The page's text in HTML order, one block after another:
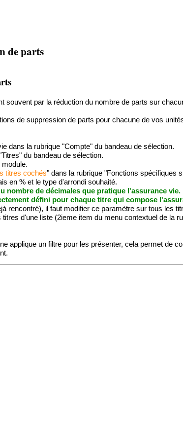
de parts
par la réduction du nombre de parts sur
de suppression de parts pour chacune de vos
dans la rubrique "Compte" du bandeau de sélection.
du bandeau de sélection.
titres cochés" dans la rubrique "Fonctions spécifiques
en % et le type d'arrondi souhaité.
nombre de décimales que pratique l'assurance
défini pour chaque titre qui compose
rencontré), il faut modifier ce paramètre sur tous les
d'une liste (2ieme item du menu contextuel de la
applique un filtre pour les présenter, cela permet de